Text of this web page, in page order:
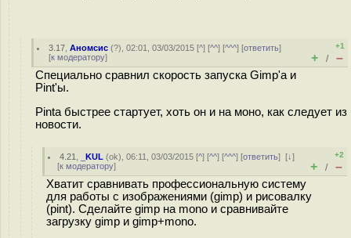
3.17 ,Аномсис (?), 02:01, 03/03/2015 [^] [^^] [^^^] [ответить]
[к модератору]
+1
+ / –
Специально сравнил скорость запуска Gimp'а и
Pint'ы.
Pinta быстрее стартует, хоть он и на моно, как следует из
новости.
4.21 _KUL (ok), 06:11, 03/03/2015 [^] [^^] [^^^] [ответить][↓]
[к модератору]
+2
+ / –
Хватит сравнивать профессиональную систему
для работы с изображениями (gimp) и рисовалку
(pint). Сделайте gimp на mono и сравнивайте
загрузку gimp и gimp+mono.